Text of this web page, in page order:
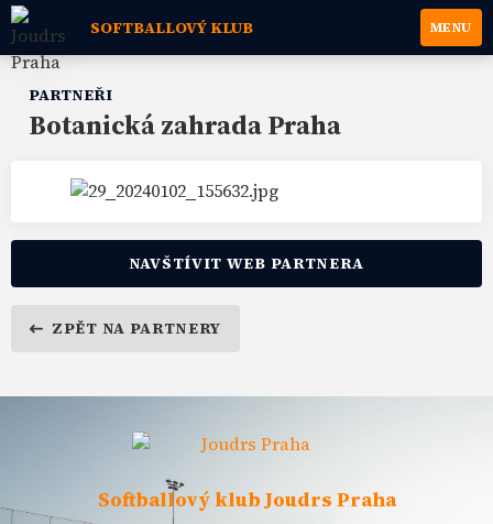
SOFTBALLOVÝ KLUB MENU
PARTNEŘI
Botanická zahrada Praha
NAVŠTÍVIT WEB PARTNERA
ZPĚT NA PARTNERY
Softballový klub Joudrs Praha